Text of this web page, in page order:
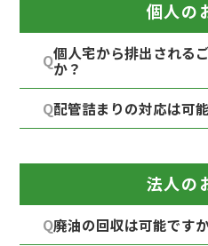
個人の
Q個人宅から排出される
か？
Q配管詰まりの対応は可
法人の
Q廃油の回収は可能です